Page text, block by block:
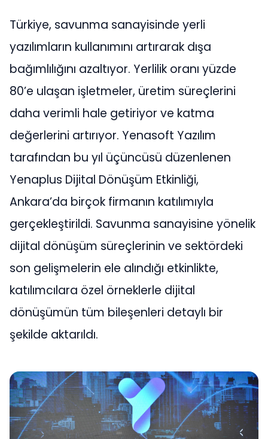
Türkiye, savunma sanayisinde yerli
yazılımların kullanımını artırarak dışa
bağımlılığını azaltıyor. Yerlilik oranı yüzde
80’e ulaşan işletmeler, üretim süreçlerini
daha verimli hale getiriyor ve katma
değerlerini artırıyor. Yenasoft Yazılım
tarafından bu yıl üçüncüsü düzenlenen
Yenaplus Dijital Dönüşüm Etkinliği,
Ankara’da birçok firmanın katılımıyla
gerçekleştirildi. Savunma sanayisine yönelik
dijital dönüşüm süreçlerinin ve sektördeki
son gelişmelerin ele alındığı etkinlikte,
katılımcılara özel örneklerle dijital
dönüşümün tüm bileşenleri detaylı bir
şekilde aktarıldı.